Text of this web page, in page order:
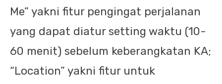
Me” yakni fitur pengingat perjalanan
yang dapat diatur setting waktu (10-
60 menit) sebelum keberangkatan KA;
“Location” yakni fitur untuk